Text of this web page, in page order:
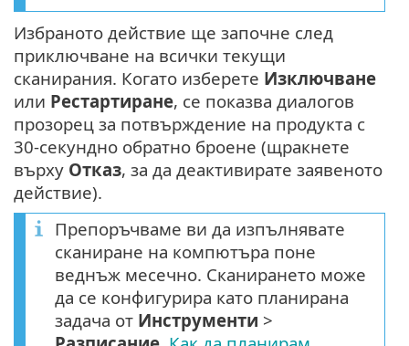
Избраното действие ще започне след
приключване на всички текущи
сканирания. Когато изберете Изключване
или Рестартиране, се показва диалогов
прозорец за потвърждение на продукта с
30-секундно обратно броене (щракнете
върху Отказ, за да деактивирате заявеното
действие).
Препоръчваме ви да изпълнявате
сканиране на компютъра поне
веднъж месечно. Сканирането може
да се конфигурира като планирана
задача от Инструменти >